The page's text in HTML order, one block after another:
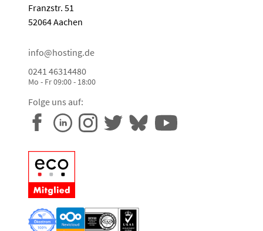
Franzstr. 51
52064 Aachen
info@hosting.de
0241 46314480
Mo - Fr 09:00 - 18:00
Folge uns auf: